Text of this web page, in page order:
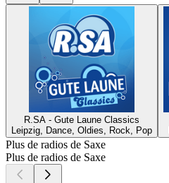
R.SA - Gute Laune Classics
Leipzig, Dance, Oldies, Rock, Pop
Plus de radios de Saxe
Plus de radios de Saxe